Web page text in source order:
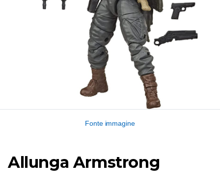
Fonte immagine
Allunga Armstrong